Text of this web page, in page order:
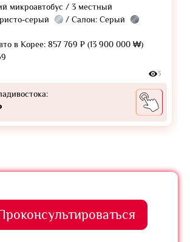
микроавтобус / 3 местный
серый
/ Салон: Серый
в Корее: 857 769 ₽ (13 900 000 ₩)
3